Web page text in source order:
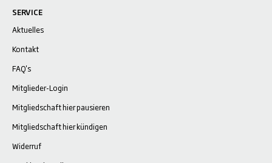
SERVICE
Aktuelles
Kontakt
FAQ's
Mitglieder-Login
Mitgliedschaft hier pausieren
Mitgliedschaft hier kündigen
Widerruf